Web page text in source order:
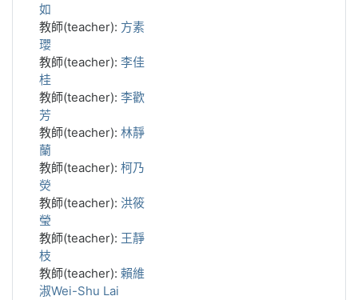
如
教師(teacher): 方素
瓔
教師(teacher): 李佳
桂
教師(teacher): 李歡
芳
教師(teacher): 林靜
蘭
教師(teacher): 柯乃
熒
教師(teacher): 洪筱
瑩
教師(teacher): 王靜
枝
教師(teacher): 賴維
淑Wei-Shu Lai